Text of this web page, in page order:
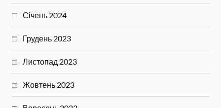
Січень 2024
Грудень 2023
Листопад 2023
Жовтень 2023